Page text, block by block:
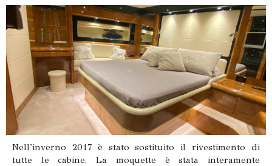
Nell'inverno 2017 è stato sostituito il rivestimento di
tutte le cabine. La moquette è stata interamente